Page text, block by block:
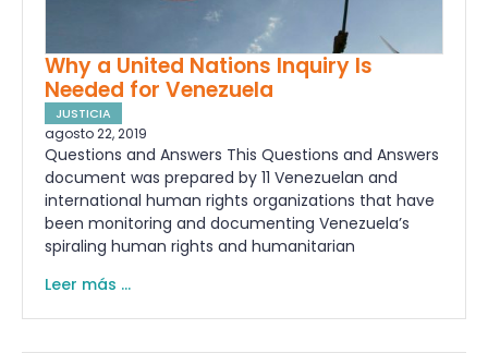
Why a United Nations Inquiry Is
Needed for Venezuela
JUSTICIA
agosto 22, 2019
Questions and Answers This Questions and Answers
document was prepared by 11 Venezuelan and
international human rights organizations that have
been monitoring and documenting Venezuela’s
spiraling human rights and humanitarian
Leer más ...